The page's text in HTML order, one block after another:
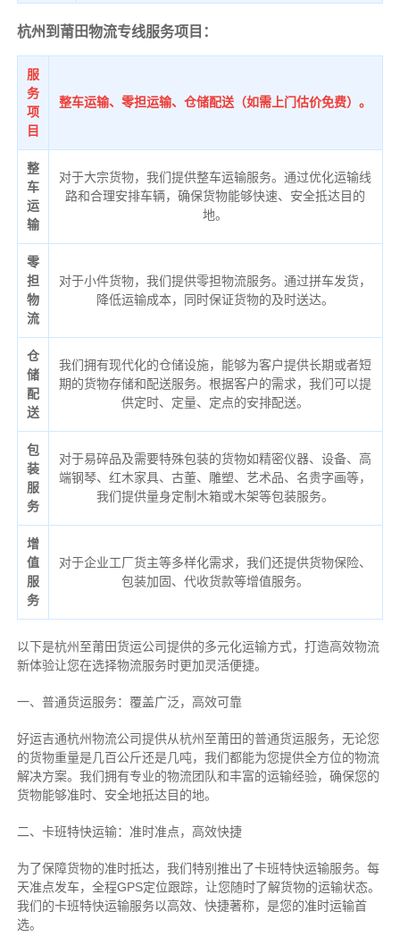
杭州到莆田物流专线服务项目：
服
务
项
目
整车运输、零担运输、仓储配送（如需上门估价免费）。
整
车
运
输
对于大宗货物，我们提供整车运输服务。通过优化运输线
路和合理安排车辆，确保货物能够快速、安全抵达目的
地。
零
担
物
流
对于小件货物，我们提供零担物流服务。通过拼车发货，
降低运输成本，同时保证货物的及时送达。
仓
储
配
送
我们拥有现代化的仓储设施，能够为客户提供长期或者短
期的货物存储和配送服务。根据客户的需求，我们可以提
供定时、定量、定点的安排配送。
包
装
服
务
对于易碎品及需要特殊包装的货物如精密仪器、设备、高
端钢琴、红木家具、古董、雕塑、艺术品、名贵字画等，
我们提供量身定制木箱或木架等包装服务。
增
值
服
务
对于企业工厂货主等多样化需求，我们还提供货物保险、
包装加固、代收货款等增值服务。
以下是杭州至莆田货运公司提供的多元化运输方式，打造高效物流
新体验让您在选择物流服务时更加灵活便捷。
一、普通货运服务：覆盖广泛，高效可靠
好运吉通杭州物流公司提供从杭州至莆田的普通货运服务，无论您
的货物重量是几百公斤还是几吨，我们都能为您提供全方位的物流
解决方案。我们拥有专业的物流团队和丰富的运输经验，确保您的
货物能够准时、安全地抵达目的地。
二、卡班特快运输：准时准点，高效快捷
为了保障货物的准时抵达，我们特别推出了卡班特快运输服务。每
天准点发车，全程GPS定位跟踪，让您随时了解货物的运输状态。
我们的卡班特快运输服务以高效、快捷著称，是您的准时运输首
选。